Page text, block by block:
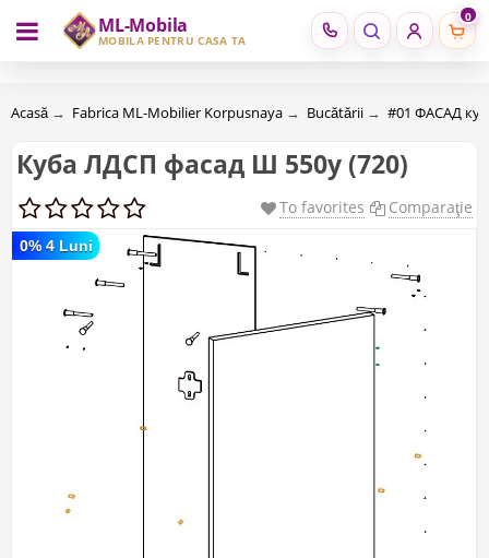
ML-Mobila
MOBILĂ PENTRU CASA TA
0
RU RO
Acasă → Fabrica ML-Mobilier Korpusnaya → Bucătării → #01 ФАСАД
Куба ЛДСП фасад Ш 550у (720)
To favorites Comparaţie
0% 4 Luni